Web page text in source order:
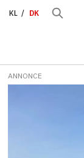
KL DK
Tag:
ANNONCE